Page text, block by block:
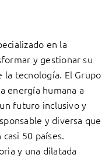
en la
y gestionar su
la tecnología. El Grupo
energía humana a
futuro inclusivo y
y diversa que
50 países.
y una dilatada